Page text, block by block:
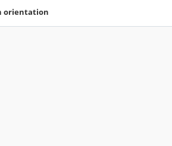
orientation